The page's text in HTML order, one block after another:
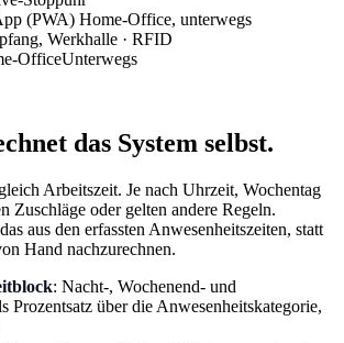
(PWA) Home-Office, unterwegs
Werkhalle · RFID
OfficeUnterwegs
das System selbst.
Arbeitszeit. Je nach Uhrzeit, Wochentag
Zuschläge oder gelten andere Regeln.
aus den erfassten Anwesenheitszeiten, statt
Hand nachzurechnen.
: Nacht-, Wochenend- und
Prozentsatz über die Anwesenheitskategorie,